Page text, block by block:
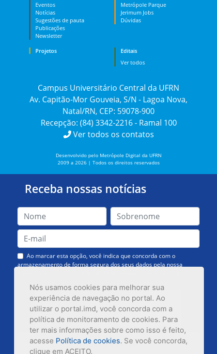
Nós usamos cookies para melhorar sua
experiência de navegação no portal. Ao
utilizar o portal.imd, você concorda com a
política de monitoramento de cookies. Para
ter mais informações sobre como isso é feito,
acesse Política de cookies. Se você concorda,
clique em ACEITO.
Eventos
Notícias
Sugestões de pauta
Publicações
Newsletter
Metrópole Parque
Jerimum Jobs
Dúvidas
Projetos
Editais
Ver todos
Campus Universitário Central da UFRN
Av. Capitão-Mor Gouveia, S/N - Lagoa Nova,
Natal/RN, CEP: 59078-900
Recepção: (84) 3342-2216 - Ramal 100
Ver todos os contatos
Desenvolvido pelo Metrópole Digital da UFRN
2009 a 2026 | Todos os direitos reservados
Receba nossas notícias
Ao marcar esta opção, você indica que concorda com o
armazenamento de forma segura dos seus dados pela nossa
Inscrever-se